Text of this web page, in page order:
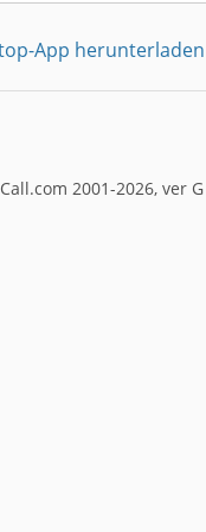
App herunterladen
2001-2026, ver G